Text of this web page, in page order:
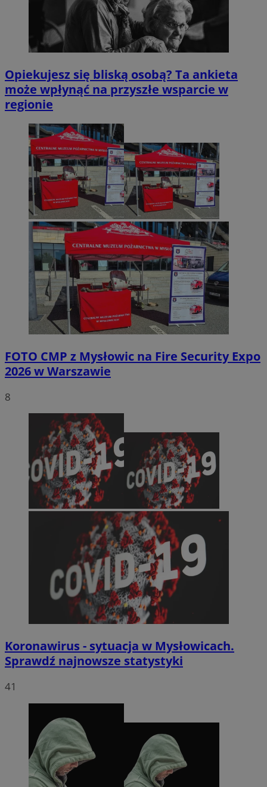
Opiekujesz się bliską osobą? Ta ankieta
może wpłynąć na przyszłe wsparcie w
regionie
FOTO CMP z Mysłowic na Fire Security Expo
2026 w Warszawie
8
Koronawirus - sytuacja w Mysłowicach.
Sprawdź najnowsze statystyki
41